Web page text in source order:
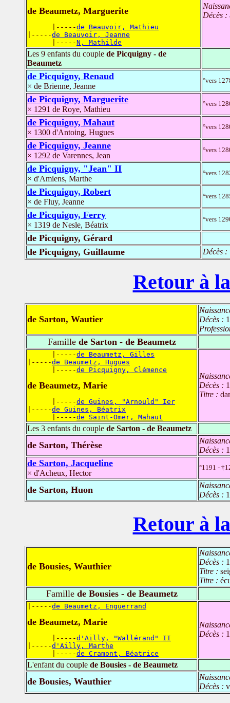
de Beaumetz, Marguerite
      |-----
de Beauvoir, Mathieu
|-----de Beauvoir, Jeanne
      |-----
N, Mathilde
Décès :
Les 9 enfants du couple de Picquigny - de
Beaumetz
de Picquigny, Renaud
× de Brienne, Jeanne
°vers
de Picquigny, Marguerite
× 1291 de Roye, Mathieu
°vers
de Picquigny, Mahaut
× 1300 d'Antoing, Hugues
°vers
de Picquigny, Jeanne
× 1292 de Varennes, Jean
°vers
de Picquigny, "Jean" II
× d'Amiens, Marthe
°vers
de Picquigny, Robert
× de Fluy, Jeanne
°vers
de Picquigny, Ferry
× 1319 de Nesle, Béatrix
°vers
de Picquigny, Gérard
de Picquigny, Guillaume
Décès :
Retour à
de Sarton, Wautier
Décès :
Famillede Sarton - de Beaumetz
      |-----
de Beaumetz, Gilles
|-----de Beaumetz, Hugues
      |-----
de Picquigny, Clémence
de Beaumetz, Marie
      |-----
de Guines, "Arnould" Ier
|-----de Guines, Béatrix
      |-----
de Saint-Omer, Mahaut
Décès :
Titre :
Les 3 enfants du couple de Sarton - de Beaumetz
de Sarton, Thérèse
Décès :
de Sarton, Jacqueline
× d'Acheux, Hector
°1191 -
de Sarton, Huon
Décès :
Retour à
de Bousies, Wauthier
Décès :
Titre :
Titre :
Famillede Bousies - de Beaumetz
|-----de Beaumetz, Enguerrand
de Beaumetz, Marie
      |-----
d'Ailly, "Wallérand" II
|-----d'Ailly, Marthe
      |-----
de Cramont, Béatrice
Décès :
L'enfant du couple de Bousies - de Beaumetz
de Bousies, Wauthier
Décès :